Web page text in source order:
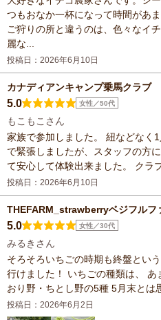
つもおなか一杯になって時間があ
ご狩りの所と違うのは、色々なイ
麗な...
投稿日：2026年6月10日
カナディアンキャンプ乗馬クラブ
5.0 女性／50代
もこもこさん
家族で参加しました。 紐などなく
で緊張しましたが、スタッフの方
て安心して体験出来ました。 クラ
投稿日：2026年6月10日
THEFARM_strawberryベジフルフ
5.0 女性／30代
みるきさん
そろそろいちごの時期も終盤とい
行けました！ いちごの種類は、
おり野・ちとし野の5種 5月末とは
投稿日：2026年6月2日